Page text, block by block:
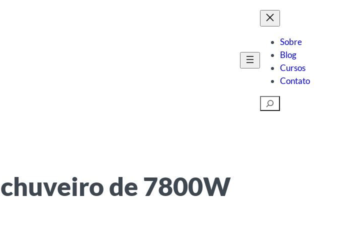
Sobre
Blog
Cursos
Contato
Pesquisar
de 7800W